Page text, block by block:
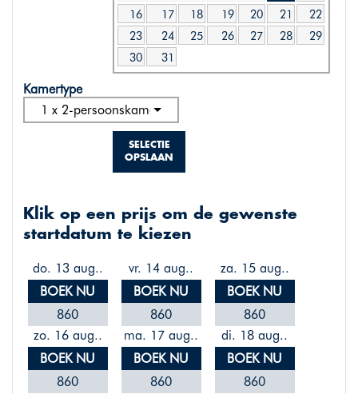
16
17 18 19 20 21
22
23
24 25 26 27 28
29
30
31
Kamertype
1 x 2-persoonskamer standaard
SELECTIE
OPSLAAN
Klik op een prijs om de gewenste
startdatum te kiezen
do. 13 aug..
BOEK NU
860
vr. 14 aug..
BOEK NU
860
za. 15 aug..
BOEK NU
860
zo. 16 aug..
BOEK NU
860
ma. 17 aug..
BOEK NU
860
di. 18 aug..
BOEK NU
860